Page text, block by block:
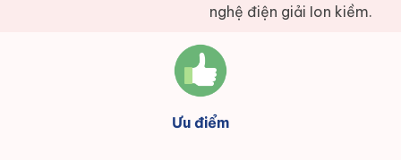
nghệ điện giải Ion kiềm.
Ưu điểm